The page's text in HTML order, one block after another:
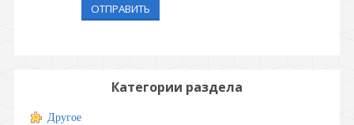
ОТПРАВИТЬ
Категории раздела
Другое